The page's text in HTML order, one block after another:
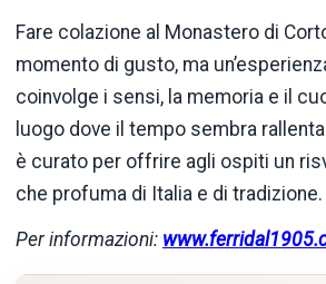
Fare colazione al Monastero di
momento di gusto, ma
coinvolge i sensi, la memoria e il
luogo dove il tempo sembra
è curato per offrire agli ospiti un
che profuma di Italia e di tradizione.
Per informazioni: